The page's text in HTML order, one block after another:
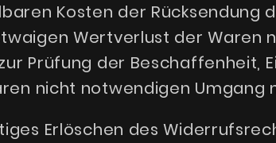
Kosten der Rücksendung
Wertverlust der Waren
Prüfung der Beschaffenheit,
nicht notwendigen Umgang
Erlöschen des